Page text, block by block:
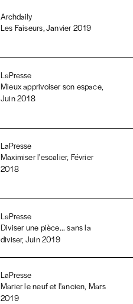
Archdaily
Les Faiseurs, Janvier 2019
LaPresse
Mieux apprivoiser son espace,
Juin 2018
LaPresse
Maximiser l'escalier, Février
2018
LaPresse
Diviser une pièce... sans la
diviser, Juin 2019
LaPresse
Marier le neuf et l'ancien, Mars
2019